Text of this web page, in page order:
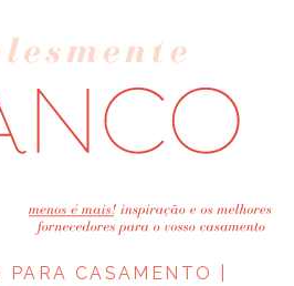
INICIO
PARA CASAMENTO |